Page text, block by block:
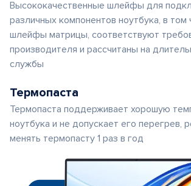
Высококачественные шлейфы для
различных компонентов ноутбука, в том
шлейфы матрицы, соответствуют
производителя и рассчитаны на
службы
Термопаста
Термопаста поддерживает хорошую
ноутбука и не допускает его перегрев,
менять термопасту 1 раз в год